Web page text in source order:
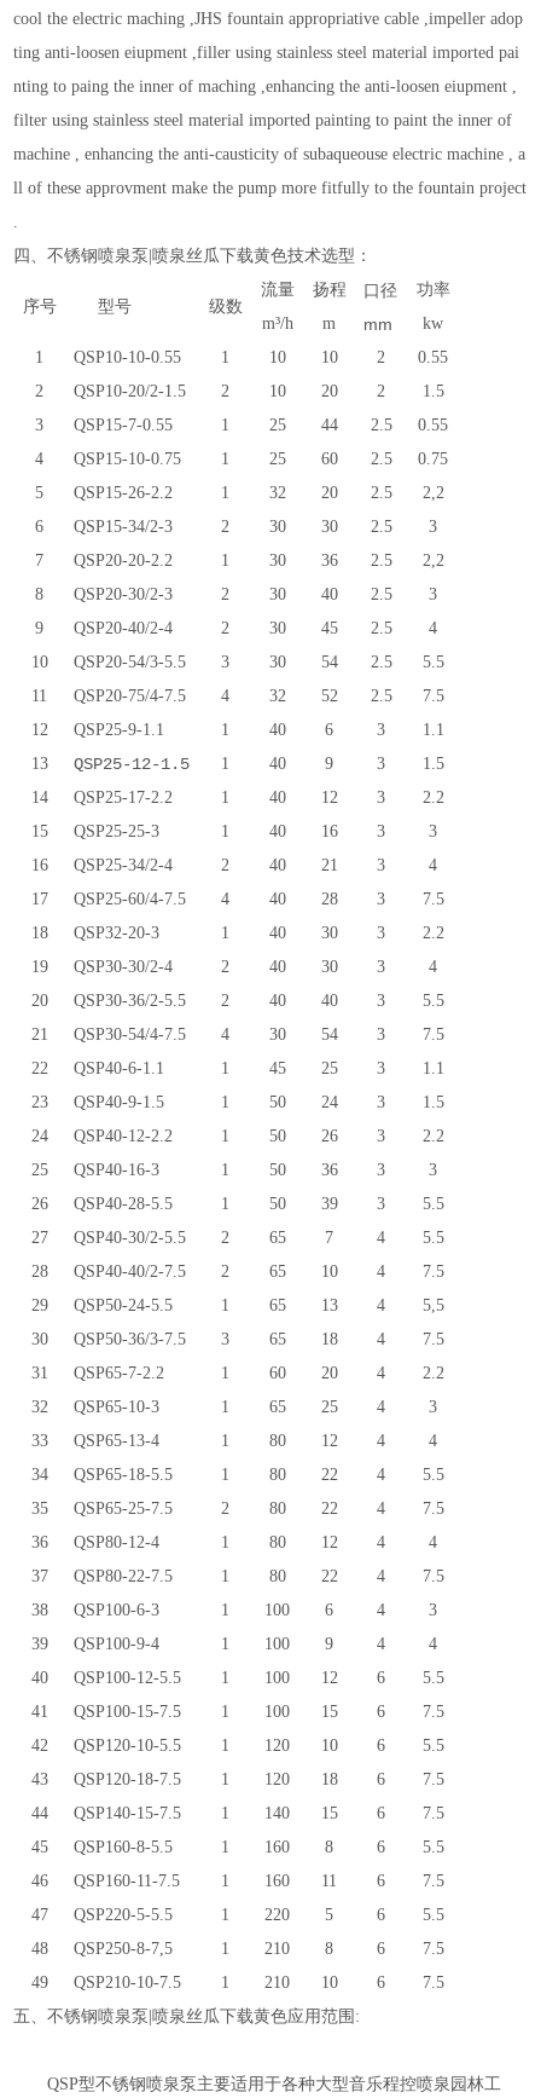
cool the electric maching ,JHS fountain appropriative cable ,impeller adop
ting anti-loosen eiupment ,filler using stainless steel material imported pai
nting to paing the inner of maching ,enhancing the anti-loosen eiupment ,
filter using stainless steel material imported painting to paint the inner of
machine , enhancing the anti-causticity of subaqueouse electric machine , a
ll of these approvment make the pump more fitfully to the fountain project
.
四、不锈钢喷泉泵|喷泉丝瓜下载黄色技术选型：
序号 型号 级数
流量
m³/h
扬程
m
口径
mm
功率
kw
1
QSP10-10-0.55 1 10 10 2
0.55
2
QSP10-20/2-1.5 2 10 20 2
1.5
3
QSP15-7-0.55 1 25 44 2.5
0.55
4
QSP15-10-0.75 1 25 60 2.5
0.75
5
QSP15-26-2.2 1 32 20 2.5
2,2
6
QSP15-34/2-3 2 30 30 2.5
3
7
QSP20-20-2.2 1 30 36 2.5
2,2
8
QSP20-30/2-3 2 30 40 2.5
3
9
QSP20-40/2-4 2 30 45 2.5
4
10
QSP20-54/3-5.5 3 30 54 2.5
5.5
11
QSP20-75/4-7.5 4 32 52 2.5
7.5
12
QSP25-9-1.1 1 40 6 3
1.1
13
QSP25-12-1.5 1 40 9 3
1.5
14
QSP25-17-2.2 1 40 12 3
2.2
15
QSP25-25-3 1 40 16 3
3
16
QSP25-34/2-4 2 40 21 3
4
17
QSP25-60/4-7.5 4 40 28 3
7.5
18
QSP32-20-3 1 40 30 3
2.2
19
QSP30-30/2-4 2 40 30 3
4
20
QSP30-36/2-5.5 2 40 40 3
5.5
21
QSP30-54/4-7.5 4 30 54 3
7.5
22
QSP40-6-1.1 1 45 25 3
1.1
23
QSP40-9-1.5 1 50 24 3
1.5
24
QSP40-12-2.2 1 50 26 3
2.2
25
QSP40-16-3 1 50 36 3
3
26
QSP40-28-5.5 1 50 39 3
5.5
27
QSP40-30/2-5.5 2 65 7 4
5.5
28
QSP40-40/2-7.5 2 65 10 4
7.5
29
QSP50-24-5.5 1 65 13 4
5,5
30
QSP50-36/3-7.5 3 65 18 4
7.5
31
QSP65-7-2.2 1 60 20 4
2.2
32
QSP65-10-3 1 65 25 4
3
33
QSP65-13-4 1 80 12 4
4
34
QSP65-18-5.5 1 80 22 4
5.5
35
QSP65-25-7.5 2 80 22 4
7.5
36
QSP80-12-4 1 80 12 4
4
37
QSP80-22-7.5 1 80 22 4
7.5
38
QSP100-6-3 1 100 6 4
3
39
QSP100-9-4 1 100 9 4
4
40
QSP100-12-5.5 1 100 12 6
5.5
41
QSP100-15-7.5 1 100 15 6
7.5
42
QSP120-10-5.5 1 120 10 6
5.5
43
QSP120-18-7.5 1 120 18 6
7.5
44
QSP140-15-7.5 1 140 15 6
7.5
45
QSP160-8-5.5 1 160 8 6
5.5
46
QSP160-11-7.5 1 160 11 6
7.5
47
QSP220-5-5.5 1 220 5 6
5.5
48
QSP250-8-7,5 1 210 8 6
7.5
49
QSP210-10-7.5 1 210 10 6
7.5
五、不锈钢喷泉泵|喷泉丝瓜下载黄色应用范围:
QSP型不锈钢喷泉泵主要适用于各种大型音乐程控喷泉园林工